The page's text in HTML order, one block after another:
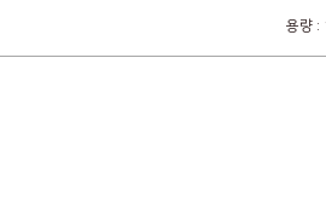
용량 :